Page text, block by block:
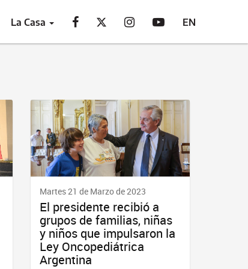
La Casa EN
Martes 21 de Marzo de 2023
El presidente recibió a
grupos de familias, niñas
y niños que impulsaron la
Ley Oncopediátrica
Argentina